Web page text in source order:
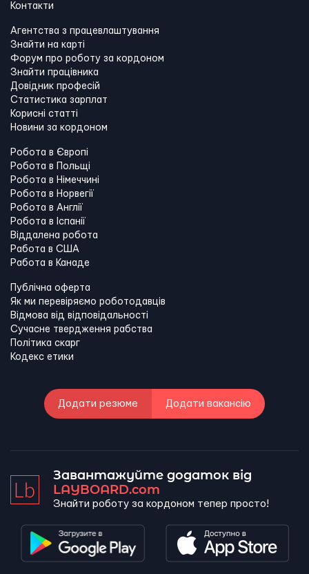
Контакти
Агентства з працевлаштування
Знайти на карті
Форум про роботу за кордоном
Знайти працівника
Довідник професій
Статистика зарплат
Корисні статті
Новини за кордоном
Робота в Європі
Робота в Польщі
Робота в Німеччині
Робота в Норвегії
Робота в Англії
Робота в Іспанії
Віддалена робота
Работа в США
Работа в Канадe
Публічна оферта
Як ми перевіряємо роботодавців
Відмова від відповідальності
Сучасне твердження рабства
Політика скарг
Кодекс етики
Додати резюме Додати вакансію
Завантажуйте додаток від
LAYBOARD.com
Знайти роботу за кордоном тепер просто!